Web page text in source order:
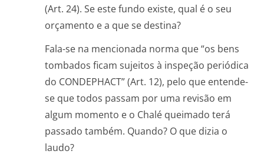
(Art. 24). Se este fundo existe, qual é o seu
orçamento e a que se destina?
Fala-se na mencionada norma que “os bens
tombados ficam sujeitos à inspeção periódica
do CONDEPHACT” (Art. 12), pelo que entende-
se que todos passam por uma revisão em
algum momento e o Chalé queimado terá
passado também. Quando? O que dizia o
laudo?